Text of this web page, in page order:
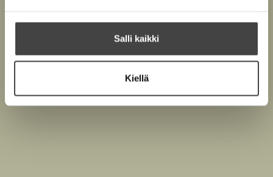
Salli kaikki
Kiellä
sanoittajana. Hän on kirjoittanut runoja yli
kahdenkymmenen vuoden ajan, ja vain harva hänen
runoistaan on päätynyt Rammsteinin sanoitukseksi.